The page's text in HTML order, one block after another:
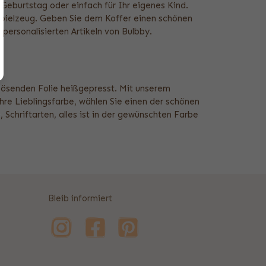
oder einfach für Ihr eigenes Kind.
Geben Sie dem Koffer einen schönen
Artikeln von Bulbby.
Folie heißgepresst. Mit unserem
Lieblingsfarbe, wählen Sie einen der schönen
Schriftarten, alles ist in der gewünschten Farbe
Bleib informiert